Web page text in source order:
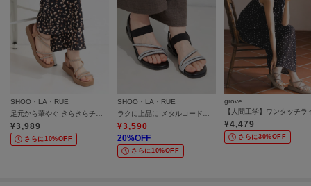
SHOO・LA・RUE
¥3,989
さらに10%OFF
SHOO・LA・RUE
¥3,590
20%OFF
さらに10%OFF
grove
¥4,479
さらに30%OFF